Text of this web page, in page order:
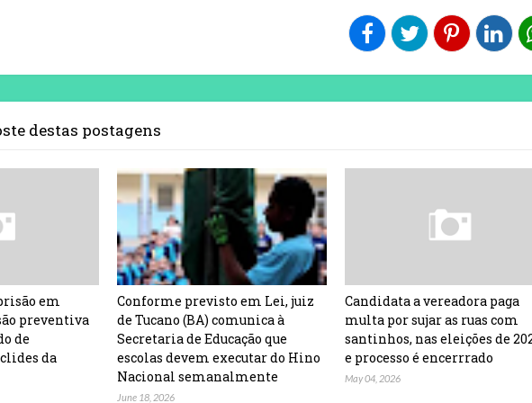
destas postagens
em
preventiva
de
da
Conforme previsto em Lei, juiz
de Tucano (BA) comunica à
Secretaria de Educação que
escolas devem executar do Hino
Nacional semanalmente
June 18, 2026
Candidata a vereadora paga
multa por sujar as ruas com
santinhos, nas eleições de
e processo é encerrrado
May 04, 2026